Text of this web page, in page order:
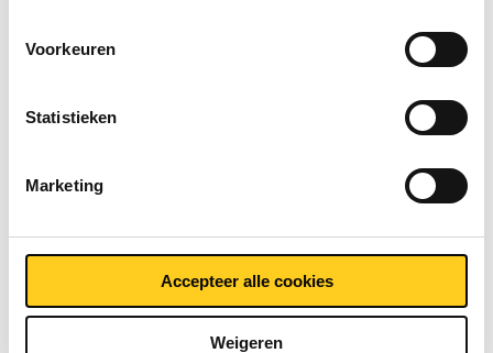
Voorkeuren
Statistieken
Marketing
Accepteer alle cookies
Weigeren
Moedermaatschappij
Industrie/Branche*